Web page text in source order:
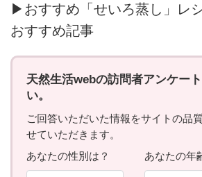
▶おすすめ「せいろ蒸し」レ
おすすめ記事